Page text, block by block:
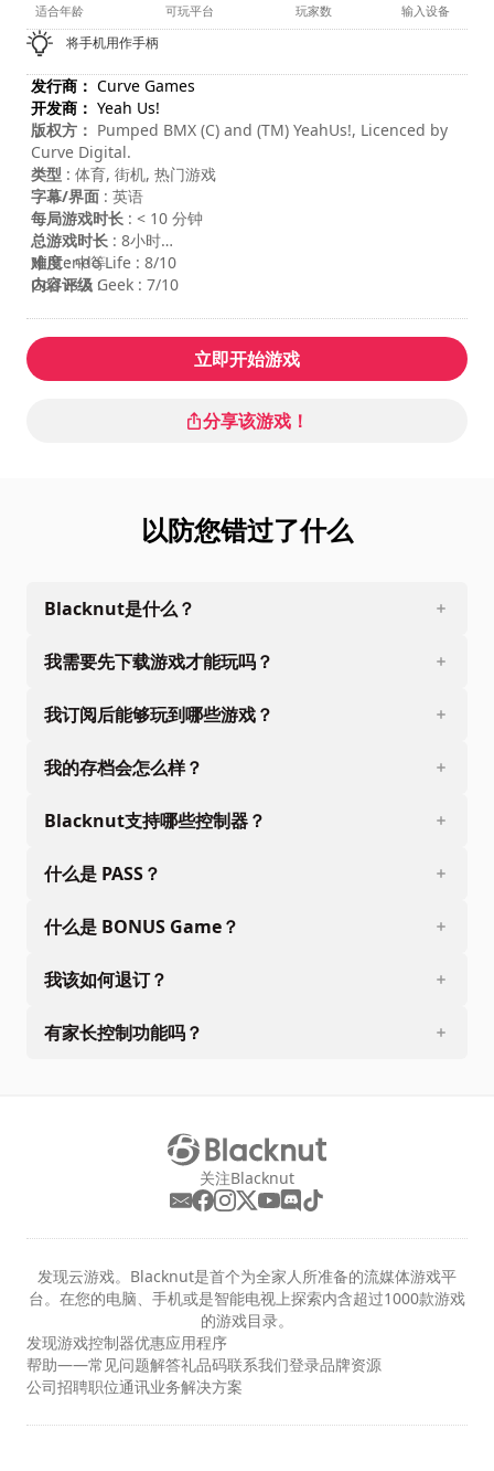
适合年龄 可玩平台 玩家数 输入设备
将手机用作手柄
发行商： Curve Games
开发商： Yeah Us!
版权方： Pumped BMX (C) and (TM) YeahUs!, Licenced by
Curve Digital.
类型 : 体育, 街机, 热门游戏
字幕/界面 : 英语
每局游戏时长 : < 10 分钟
总游戏时长 : 8小时
难度: 中等
内容评级 :
Nintendo Life : 8/10
God Is A Geek : 7/10
立即开始游戏
分享该游戏！
以防您错过了什么
Blacknut是什么？
我需要先下载游戏才能玩吗？
我订阅后能够玩到哪些游戏？
我的存档会怎么样？
Blacknut支持哪些控制器？
什么是 PASS？
什么是 BONUS Game？
我该如何退订？
有家长控制功能吗？
关注Blacknut
发现云游戏。Blacknut是首个为全家人所准备的流媒体游戏平
台。在您的电脑、手机或是智能电视上探索内含超过1000款游戏
的游戏目录。
发现游戏控制器优惠应用程序
帮助——常见问题解答礼品码联系我们登录品牌资源
公司招聘职位通讯业务解决方案